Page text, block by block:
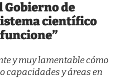
Gobierno de
científico
y muy lamentable cómo
capacidades y áreas en